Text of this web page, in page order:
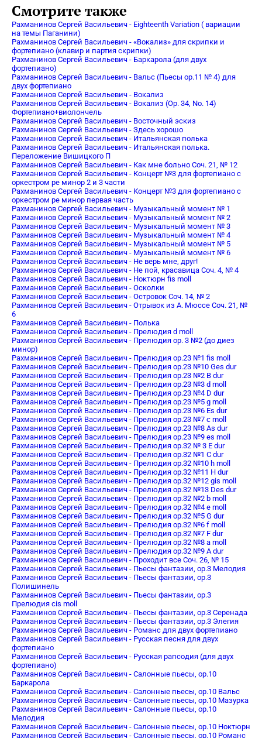
Смотрите также
Рахманинов Сергей Васильевич - Eighteenth Variation ( вариации
на темы Паганини)
Рахманинов Сергей Васильевич - «Вокализ» для скрипки и
фортепиано (клавир и партия скрипки)
Рахманинов Сергей Васильевич - Баркарола (для двух
фортепиано)
Рахманинов Сергей Васильевич - Вальс (Пьесы op.11 № 4) для
двух фортепиано
Рахманинов Сергей Васильевич - Вокализ
Рахманинов Сергей Васильевич - Вокализ (Ор. 34, No. 14)
Фортепиано+виолончель
Рахманинов Сергей Васильевич - Восточный эскиз
Рахманинов Сергей Васильевич - Здесь хорошо
Рахманинов Сергей Васильевич - Итальянская полька
Рахманинов Сергей Васильевич - Итальянская полька.
Переложение Вишицкого П
Рахманинов Сергей Васильевич - Как мне больно Соч. 21, № 12
Рахманинов Сергей Васильевич - Концерт №3 для фортепиано с
оркестром ре минор 2 и 3 части
Рахманинов Сергей Васильевич - Концерт №3 для фортепиано с
оркестром ре минор первая часть
Рахманинов Сергей Васильевич - Музыкальный момент № 1
Рахманинов Сергей Васильевич - Музыкальный момент № 2
Рахманинов Сергей Васильевич - Музыкальный момент № 3
Рахманинов Сергей Васильевич - Музыкальный момент № 4
Рахманинов Сергей Васильевич - Музыкальный момент № 5
Рахманинов Сергей Васильевич - Музыкальный момент № 6
Рахманинов Сергей Васильевич - Не верь мне, друг!
Рахманинов Сергей Васильевич - Не пой, красавица Соч. 4, № 4
Рахманинов Сергей Васильевич - Ноктюрн fis moll
Рахманинов Сергей Васильевич - Осколки
Рахманинов Сергей Васильевич - Островок Соч. 14, № 2
Рахманинов Сергей Васильевич - Отрывок из А. Мюссе Соч. 21, №
6
Рахманинов Сергей Васильевич - Полька
Рахманинов Сергей Васильевич - Прелюдия d moll
Рахманинов Сергей Васильевич - Прелюдия op. 3 №2 (до диез
минор)
Рахманинов Сергей Васильевич - Прелюдия oр.23 №1 fis moll
Рахманинов Сергей Васильевич - Прелюдия oр.23 №10 Ges dur
Рахманинов Сергей Васильевич - Прелюдия oр.23 №2 B dur
Рахманинов Сергей Васильевич - Прелюдия oр.23 №3 d moll
Рахманинов Сергей Васильевич - Прелюдия oр.23 №4 D dur
Рахманинов Сергей Васильевич - Прелюдия oр.23 №5 g moll
Рахманинов Сергей Васильевич - Прелюдия oр.23 №6 Es dur
Рахманинов Сергей Васильевич - Прелюдия oр.23 №7 c moll
Рахманинов Сергей Васильевич - Прелюдия oр.23 №8 As dur
Рахманинов Сергей Васильевич - Прелюдия oр.23 №9 es moll
Рахманинов Сергей Васильевич - Прелюдия ор.32 № 3 E dur
Рахманинов Сергей Васильевич - Прелюдия ор.32 №1 C dur
Рахманинов Сергей Васильевич - Прелюдия ор.32 №10 h moll
Рахманинов Сергей Васильевич - Прелюдия ор.32 №11 H dur
Рахманинов Сергей Васильевич - Прелюдия ор.32 №12 gis moll
Рахманинов Сергей Васильевич - Прелюдия ор.32 №13 Des dur
Рахманинов Сергей Васильевич - Прелюдия ор.32 №2 b moll
Рахманинов Сергей Васильевич - Прелюдия ор.32 №4 e moll
Рахманинов Сергей Васильевич - Прелюдия ор.32 №5 G dur
Рахманинов Сергей Васильевич - Прелюдия ор.32 №6 f moll
Рахманинов Сергей Васильевич - Прелюдия ор.32 №7 F dur
Рахманинов Сергей Васильевич - Прелюдия ор.32 №8 a moll
Рахманинов Сергей Васильевич - Прелюдия ор.32 №9 A dur
Рахманинов Сергей Васильевич - Проходит все Соч. 26, № 15
Рахманинов Сергей Васильевич - Пьесы фантазии, op.3 Мелодия
Рахманинов Сергей Васильевич - Пьесы фантазии, op.3
Полишинель
Рахманинов Сергей Васильевич - Пьесы фантазии, op.3
Прелюдия cis moll
Рахманинов Сергей Васильевич - Пьесы фантазии, op.3 Серенада
Рахманинов Сергей Васильевич - Пьесы фантазии, op.3 Элегия
Рахманинов Сергей Васильевич - Романс для двух фортепиано
Рахманинов Сергей Васильевич - Русская песня для двух
фортепиано
Рахманинов Сергей Васильевич - Русская рапсодия (для двух
фортепиано)
Рахманинов Сергей Васильевич - Салонные пьесы, op.10
Баркарола
Рахманинов Сергей Васильевич - Салонные пьесы, op.10 Вальс
Рахманинов Сергей Васильевич - Салонные пьесы, op.10 Мазурка
Рахманинов Сергей Васильевич - Салонные пьесы, op.10
Мелодия
Рахманинов Сергей Васильевич - Салонные пьесы, op.10 Ноктюрн
Рахманинов Сергей Васильевич - Салонные пьесы, op.10 Романс